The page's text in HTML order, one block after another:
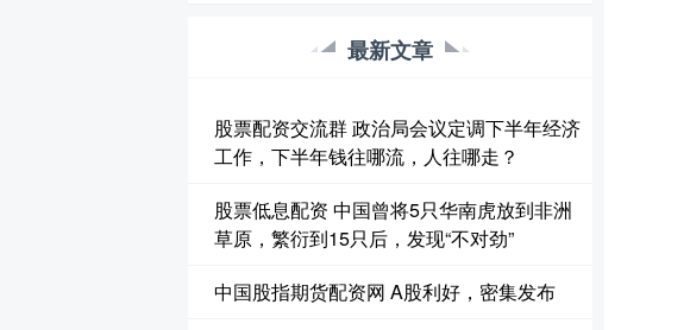
最新文章
股票配资交流群 政治局会议定调下半年经济
工作，下半年钱往哪流，人往哪走？
股票低息配资 中国曾将5只华南虎放到非洲
草原，繁衍到15只后，发现“不对劲”
中国股指期货配资网 A股利好，密集发布